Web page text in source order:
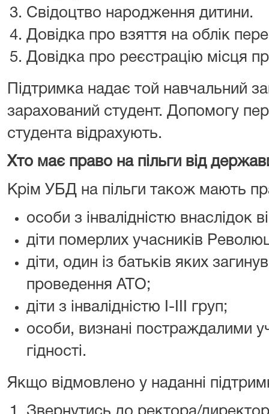
Свідоцтво народження дитини.
Довідка про взяття на облік
Довідка про реєстрацію місця
Підтримка надає той навчальний
зарахований студент. Допомогу
студента відрахують.
Хто має право на пільги від
Крім УБД на пільги також мають
особи з інвалідністю внаслідок
діти померлих учасників
діти, один із батьків яких
проведення АТО;
діти з інвалідністю І-ІІІ груп;
особи, визнані постраждалими
гідності.
Якщо відмовлено у наданні